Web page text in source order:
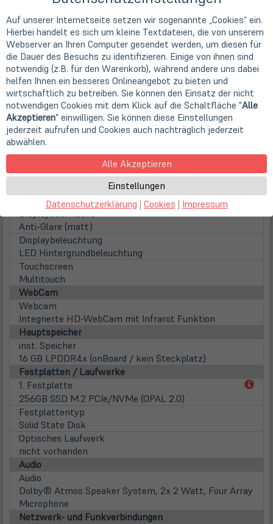
Intel Core i5 (Gen 11)
Kerne
4 Kerne (Quad-Core)
Taktfrequenz
2,6 GHz
Max. Turbo Taktfrequenz
4,40 GHz
Prozessorgrafik
Intel Iris Xe Grafik (8k Support)
Display
Display
35,6cm
1920 x 1200 Pixel (WUXGA)
Displayoberfläche
Anti-Glare (matt)
Displaybeleuchtung
LED Hintergrundbeleuchtung
Touchscreen
Multitouch
WebCam
Webcam
Integrierte HD-WebCam mit Infrarot Funktion
Hauptspeicher
inst. Speicher
16 GB LPDDR4x (onBoard / kein Steckplatz)
Festplatten / Laufwerke
1. Festplatte
256GB SSD M.2 PCIe/NVMe (OPAL 2.0)
Festplattentyp
Solid State Disk
Optisches Laufwerk
nicht vorhanden
Audio
Audio
Dolby® Atmos Speaker System, 2x 2 Watt, Four Array
Microphone
Netzwerk- und Funkverbindungen
Auf unserer Internetseite setzen wir sogenannte „Cookies“ ein.
Hierbei handelt es sich um kleine Textdateien, die von unserem
Webserver an Ihren Computer gesendet werden, um diesen für
die Dauer des Besuchs zu identifizieren. Einige von ihnen sind
notwendig (z.B. für den Warenkorb), während andere uns dabei
helfen Ihnen ein besseres Onlineangebot zu bieten und
wirtschaftlich zu betreiben. Sie können den Einsatz der nicht
notwendigen Cookies mit dem Klick auf die Schaltfläche "Alle
Akzeptieren" einwilligen. Sie können diese Einstellungen
jederzeit aufrufen und Cookies auch nachträglich jederzeit
abwählen.
Alle Akzeptieren
Einstellungen
Datenschutzerklärung | Cookies | Impressum